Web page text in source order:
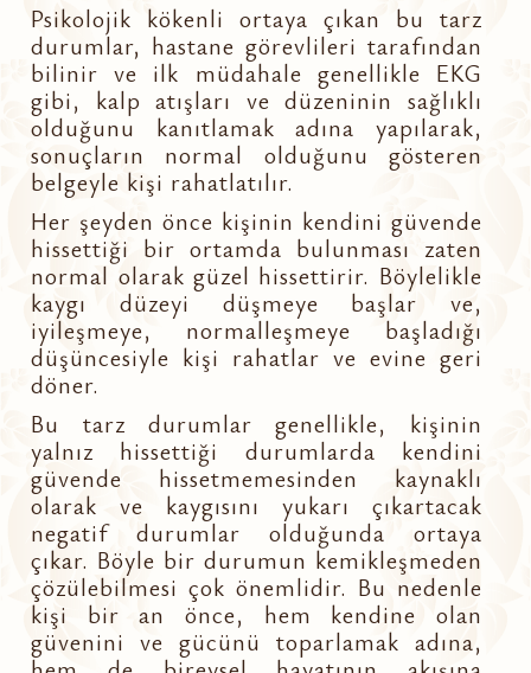
Psikolojik kökenli ortaya çıkan bu tarz
durumlar, hastane görevlileri tarafından
bilinir ve ilk müdahale genellikle EKG
gibi, kalp atışları ve düzeninin sağlıklı
olduğunu kanıtlamak adına yapılarak,
sonuçların normal olduğunu gösteren
belgeyle kişi rahatlatılır.
Her şeyden önce kişinin kendini güvende
hissettiği bir ortamda bulunması zaten
normal olarak güzel hissettirir. Böylelikle
kaygı düzeyi düşmeye başlar ve,
iyileşmeye, normalleşmeye başladığı
düşüncesiyle kişi rahatlar ve evine geri
döner.
Bu tarz durumlar genellikle, kişinin
yalnız hissettiği durumlarda kendini
güvende hissetmemesinden kaynaklı
olarak ve kaygısını yukarı çıkartacak
negatif durumlar olduğunda ortaya
çıkar. Böyle bir durumun kemikleşmeden
çözülebilmesi çok önemlidir. Bu nedenle
kişi bir an önce, hem kendine olan
güvenini ve gücünü toparlamak adına,